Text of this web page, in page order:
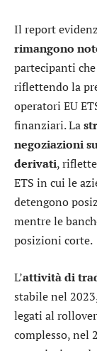
Il report
rimangono
partecipanti
riflettendo la
operatori EU
finanziari. La
negoziazioni
derivati,
ETS in cui le
detengono
mentre le
posizioni corte.
L’attività di
stabile nel
legati al
complesso, nel